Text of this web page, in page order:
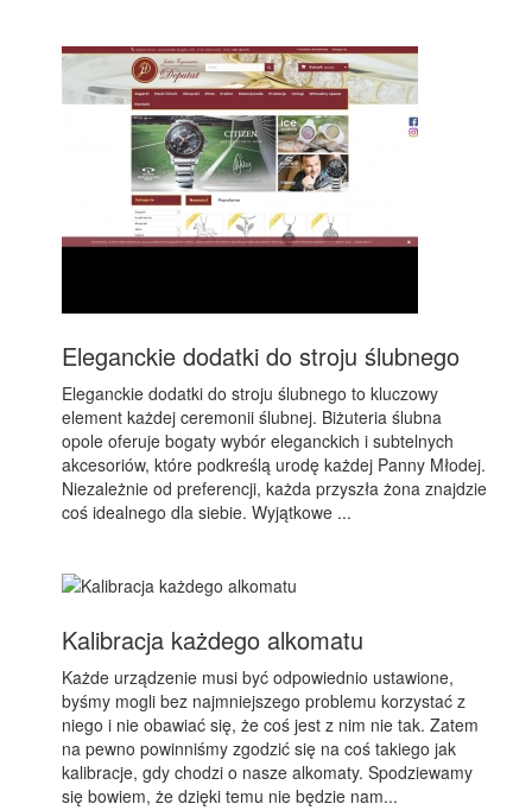
Eleganckie dodatki do stroju ślubnego
Eleganckie dodatki do stroju ślubnego to kluczowy
element każdej ceremonii ślubnej. Biżuteria ślubna
opole oferuje bogaty wybór eleganckich i subtelnych
akcesoriów, które podkreślą urodę każdej Panny Młodej.
Niezależnie od preferencji, każda przyszła żona znajdzie
coś idealnego dla siebie. Wyjątkowe ...
Kalibracja każdego alkomatu
Każde urządzenie musi być odpowiednio ustawione,
byśmy mogli bez najmniejszego problemu korzystać z
niego i nie obawiać się, że coś jest z nim nie tak. Zatem
na pewno powinniśmy zgodzić się na coś takiego jak
kalibracje, gdy chodzi o nasze alkomaty. Spodziewamy
się bowiem, że dzięki temu nie będzie nam...